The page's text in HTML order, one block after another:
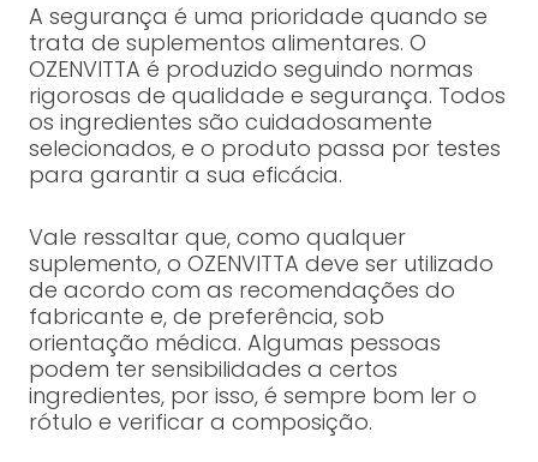
A segurança é uma prioridade quando se
trata de suplementos alimentares. O
OZENVITTA é produzido seguindo normas
rigorosas de qualidade e segurança. Todos
os ingredientes são cuidadosamente
selecionados, e o produto passa por testes
para garantir a sua eficácia.
Vale ressaltar que, como qualquer
suplemento, o OZENVITTA deve ser utilizado
de acordo com as recomendações do
fabricante e, de preferência, sob
orientação médica. Algumas pessoas
podem ter sensibilidades a certos
ingredientes, por isso, é sempre bom ler o
rótulo e verificar a composição.